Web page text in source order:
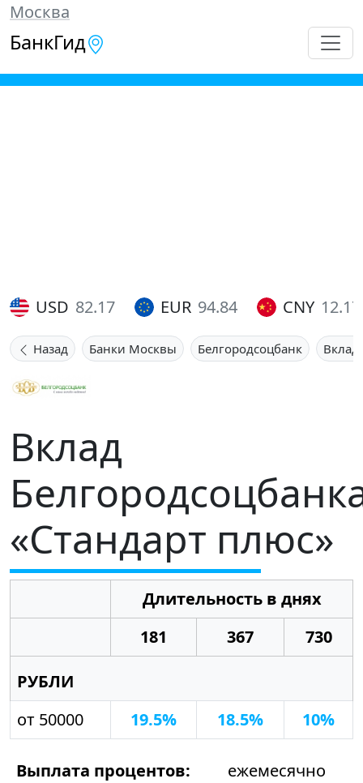
Москва
БанкГид
USD 82.17 EUR 94.84 CNY 12.17
Назад Банки Москвы Белгородсоцбанк
Вклад
«Стандарт плюс»
Длительность в днях
181
367 730
РУБЛИ
от 50000
19.5% 18.5% 10%
Выплата процентов:
ежемесячно